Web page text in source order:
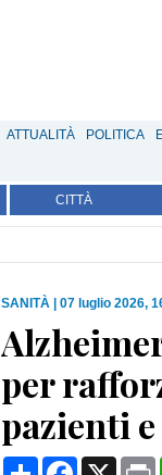
ATTUALITÀ POLITICA
CITTÀ
SANITÀ 07 luglio 2026,
per
pazienti
CondividiFacebook
X